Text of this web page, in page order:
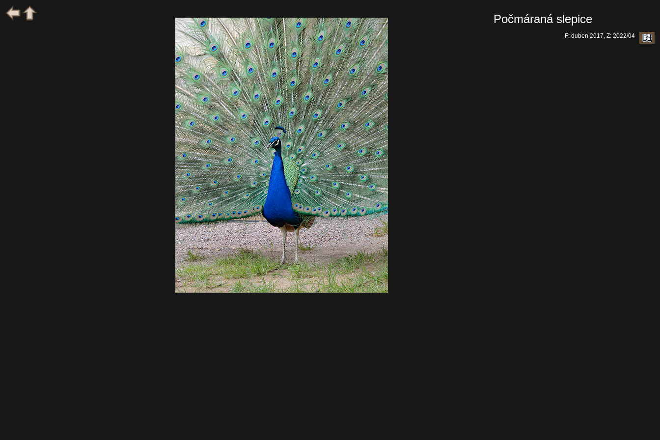
Počmáraná slepice
F: duben 2017, Z: 2022/04